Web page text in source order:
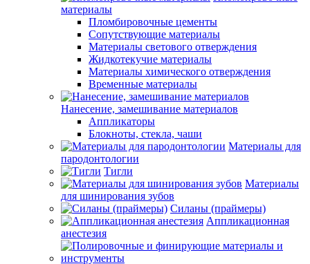
материалы
Пломбировочные цементы
Сопутствующие материалы
Материалы светового отверждения
Жидкотекучие материалы
Материалы химического отверждения
Временные материалы
Нанесение, замешивание материалов
Аппликаторы
Блокноты, стекла, чаши
Материалы для
пародонтологии
Тигли
Материалы
для шинирования зубов
Силаны (праймеры)
Аппликационная
анестезия